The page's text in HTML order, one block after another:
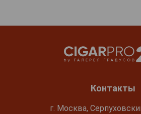
Контакты
г. Москва,